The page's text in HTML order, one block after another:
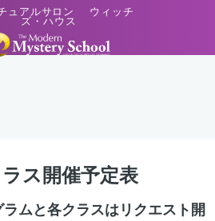
ュアルサロン ウィッチ
ズ・ハウス
ス開催予定表
ムと各クラスはリクエスト開